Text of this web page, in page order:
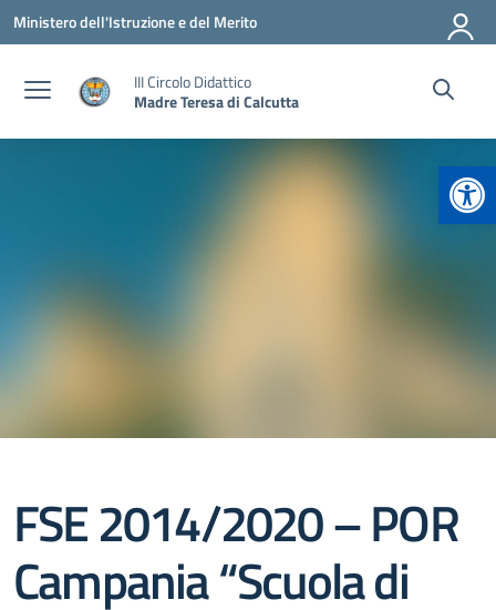
Vai ai contenuti
Vai al menu di navigazione
Vai al footer
Ministero dell'Istruzione e del Merito
III Circolo Didattico
Madre Teresa di Calcutta
FSE 2014/2020 – POR
Campania “Scuola di